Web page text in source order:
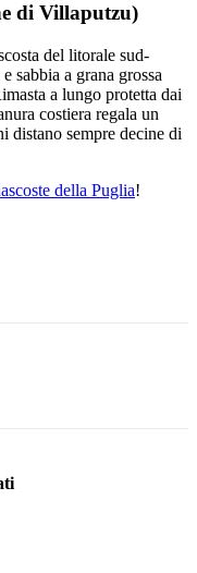
di Villaputzu)
del litorale sud-
sabbia a grana grossa
a lungo protetta dai
costiera regala un
distano sempre decine di
della Puglia!